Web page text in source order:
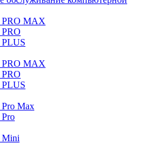
PRO MAX
PRO MAX
Max
Mini